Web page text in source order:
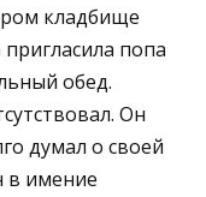
кладбище
попа
обед.
Он
думал о своей
в имение